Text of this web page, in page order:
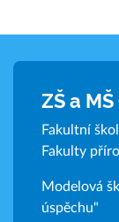
ZŠ a
Fakultní
Fakulty
Modelová
úspěchu"